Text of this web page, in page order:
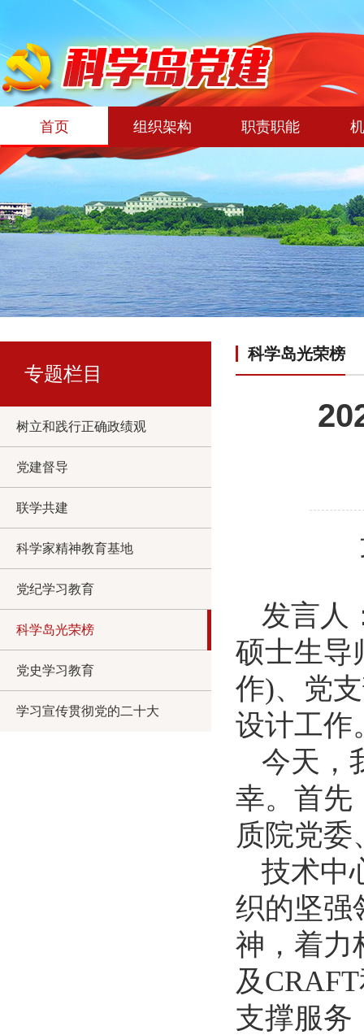
首页 组织架构 职责职能
专题栏目
树立和践行正确政绩观
党建督导
联学共建
科学家精神教育基地
党纪学习教育
科学岛光荣榜
党史学习教育
学习宣传贯彻党的二十大
科学岛光荣榜
发言人
硕士生导
作)、党
设计工作
今天，
幸。首先
质院党委
技术中
织的坚强
神，着力
及
支撑服务